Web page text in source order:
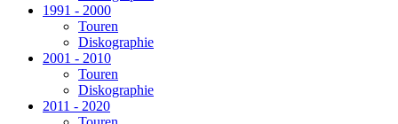
1991 - 2000
Touren
Diskographie
2001 - 2010
Touren
Diskographie
2011 - 2020